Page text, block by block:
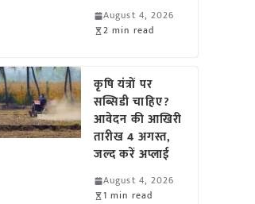
August 4, 2026
2 min read
कृषि यंत्रों पर
सब्सिडी चाहिए?
आवेदन की आखिरी
तारीख 4 अगस्त,
जल्द करें अप्लाई
August 4, 2026
1 min read